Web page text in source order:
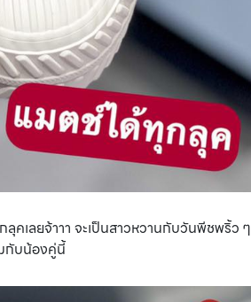
คเลยจ้าาา จะเป็นสาวหวานกับวันพีชพริ้ว ๆ
กับน้องคู่นี้